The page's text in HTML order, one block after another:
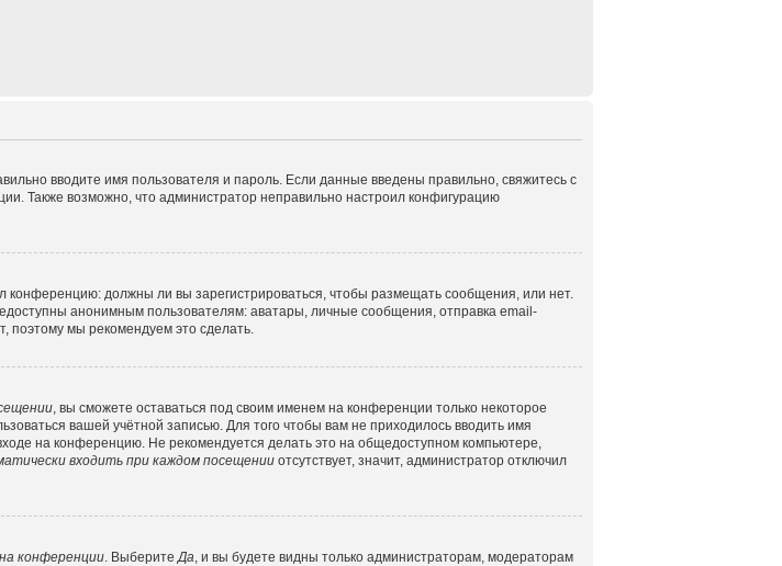
вводите имя пользователя и пароль. Если данные введены правильно, свяжитесь с
Также возможно, что администратор неправильно настроил конфигурацию
конференцию: должны ли вы зарегистрироваться, чтобы размещать сообщения, или нет.
анонимным пользователям: аватары, личные сообщения, отправка email-
поэтому мы рекомендуем это сделать.
, вы сможете оставаться под своим именем на конференции только некоторое
вашей учётной записью. Для того чтобы вам не приходилось вводить имя
на конференцию. Не рекомендуется делать это на общедоступном компьютере,
входить при каждом посещении отсутствует, значит, администратор отключил
конференции. ВыберитеДа, и вы будете видны только администраторам, модераторам